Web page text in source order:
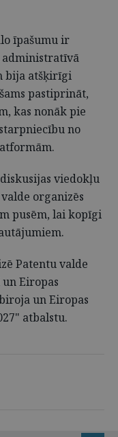
īpašumu ir
bija atšķirīgi
pastiprināt,
kas nonāk pie
no
viedokļu
organizēs
pusēm, lai kopīgi
Patentu valde
Eiropas
un Eiropas
atbalstu.